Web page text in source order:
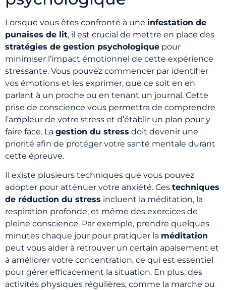
Lorsque vous êtes confronté à une infestation de
punaises de lit, il est crucial de mettre en place des
stratégies de gestion psychologique pour
minimiser l’impact émotionnel de cette expérience
stressante. Vous pouvez commencer par identifier
vos émotions et les exprimer, que ce soit en en
parlant à un proche ou en tenant un journal. Cette
prise de conscience vous permettra de comprendre
l’ampleur de votre stress et d’établir un plan pour y
faire face. La gestion du stress doit devenir une
priorité afin de protéger votre santé mentale durant
cette épreuve.
Il existe plusieurs techniques que vous pouvez
adopter pour atténuer votre anxiété. Ces techniques
de réduction du stress incluent la méditation, la
respiration profonde, et même des exercices de
pleine conscience. Par exemple, prendre quelques
minutes chaque jour pour pratiquer la méditation
peut vous aider à retrouver un certain apaisement et
à améliorer votre concentration, ce qui est essentiel
pour gérer efficacement la situation. En plus, des
activités physiques régulières, comme la marche ou